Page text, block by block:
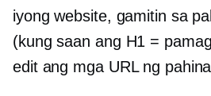
iyong website, gamitin sa
(kung saan ang H1 =
edit ang mga URL ng